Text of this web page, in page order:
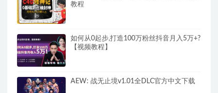
教程
如何从0起步,打造100万粉丝抖音月入5万+?
【视频教程】
AEW: 战无止境v1.01全DLC官方中文下载